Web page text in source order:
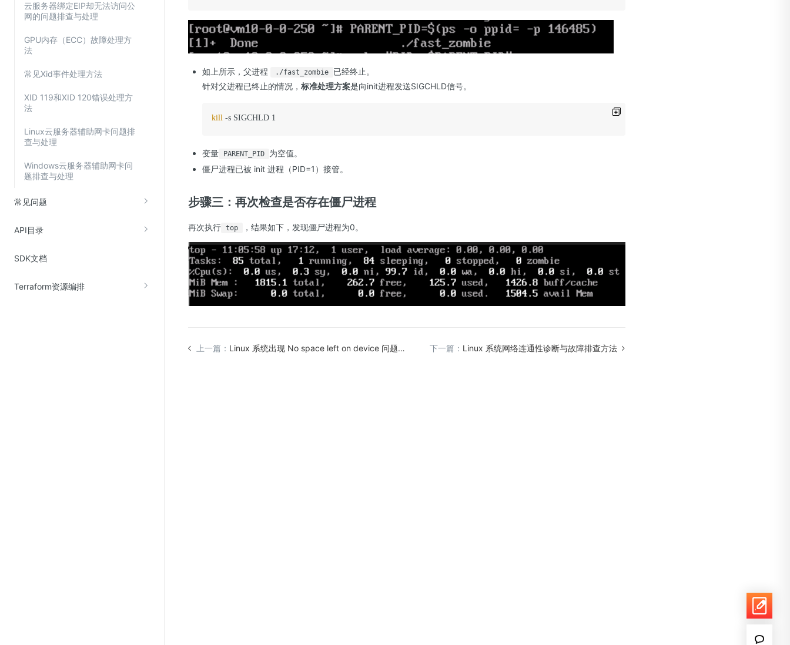
云服务器绑定EIP却无法访问公
网的问题排查与处理
GPU内存（ECC）故障处理方
法
常见Xid事件处理方法
XID 119和XID 120错误处理方
法
Linux云服务器辅助网卡问题排
查与处理
Windows云服务器辅助网卡问
题排查与处理
常见问题
API目录
SDK文档
Terraform资源编排
如上所示，父进程 ./fast_zombie
已经终止。
针对父进程已终止的情况， 标准处理方案是向init进程发送SIGCHLD信号。
kill -s SIGCHLD 1
变量 PARENT_PID
为空值。
僵尸进程已被 init 进程（PID=1）接管。
步骤三：再次检查是否存在僵尸进程
再次执行 top ，结果如下，发现僵尸进程为0。
上一篇： Linux 系统出现 No space left on device 问题排查方法 下一篇： Linux 系统网络连通性诊断与故障排查方法